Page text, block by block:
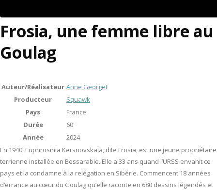
Frosia, une femme libre au
Goulag
Auteur/Réalisateur Anne Georget
Producteur
Squawk
Pays
France
Durée
60'
Année
2024
En 1940, Euphrosinia Kersnovskaïa, dite Frosia, est une jeune propriétaire
terrienne installée en Bessarabie. Elle a 33 ans quand l’URSS envahit ce
pays et la condamne à la relégation en Sibérie. Commencent 18 années
d’errance au cœur du Goulag qu’elle raconte en 680 dessins légendés et